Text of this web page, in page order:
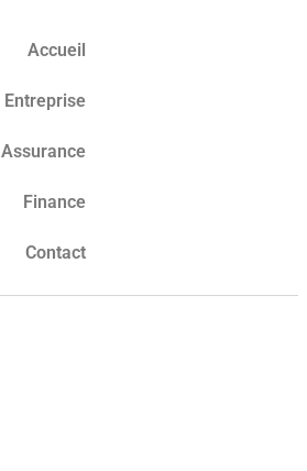
Accueil
Entreprise
Assurance
Finance
Contact